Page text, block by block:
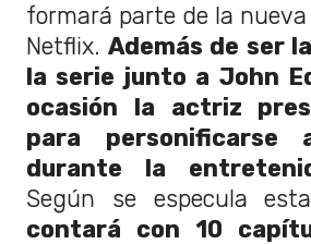
formará parte de la
Netflix.Además de ser
la serie junto a John
ocasión la actriz
para personificarse
durante la
Según se especula
contará con 10